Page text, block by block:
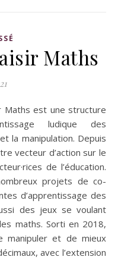
Maths
ludique des
la manipulation. Depuis
vecteur d’action sur le
de l’éducation.
projets de co-
d’apprentissage des
des jeux se voulant
maths. Sorti en 2018,
manipuler et de mieux
avec l’extension